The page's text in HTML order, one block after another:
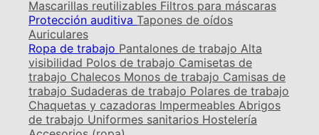
Mascarillas reutilizables Filtros para máscaras
Protección auditiva Tapones de oídos
Auriculares
Ropa de trabajo Pantalones de trabajo Alta
visibilidad Polos de trabajo Camisetas de
trabajo Chalecos Monos de trabajo Camisas de
trabajo Sudaderas de trabajo Polares de trabajo
Chaquetas y cazadoras Impermeables Abrigos
de trabajo Uniformes sanitarios Hostelería